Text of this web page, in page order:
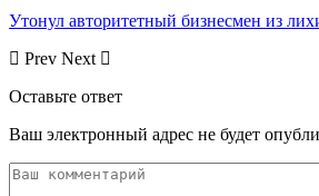
Утонул авторитетный бизнесмен из
Prev Next
Оставьте ответ
Ваш электронный адрес не будет